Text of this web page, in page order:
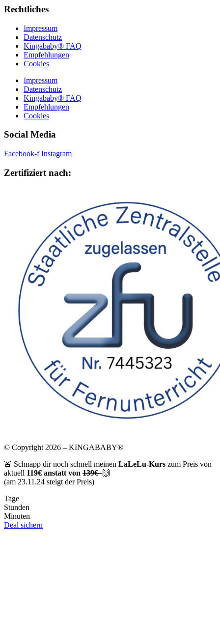
Rechtliches
Impressum
Datenschutz
Kingababy® FAQ
Empfehlungen
Cookies
Impressum
Datenschutz
Kingababy® FAQ
Empfehlungen
Cookies
Social Media
Facebook-f Instagram
Zertifiziert nach:
© Copyright 2026 – KINGABABY®
🚨 Schnapp dir noch schnell meinen LaLeLu-Kurs zum Preis von
aktuell 119€ anstatt von 139€🙌
(am 23.11.24 steigt der Preis)
Tage
Stunden
Minuten
Deal sichern